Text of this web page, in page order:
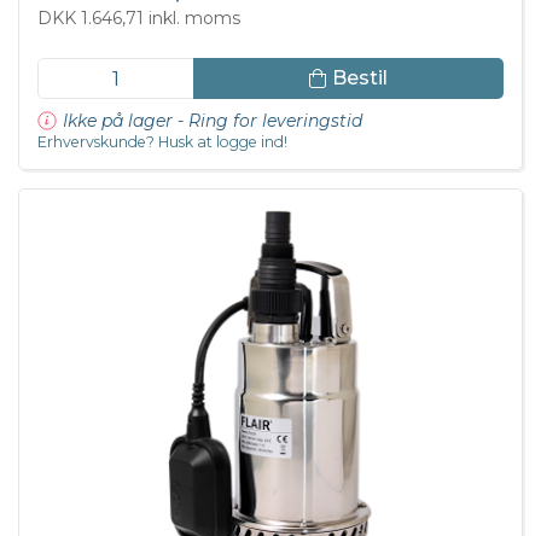
DKK 1.646,71 inkl. moms
Bestil
Ikke på lager - Ring for leveringstid
Erhvervskunde? Husk at logge ind!